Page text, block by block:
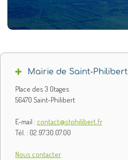
Mairie de Saint-Philibert
Place des 3 Otages
56470 Saint-Philibert
E-mail : contact@stphilibert.fr
Tél. : 02.97.30.07.00
Nous contacter